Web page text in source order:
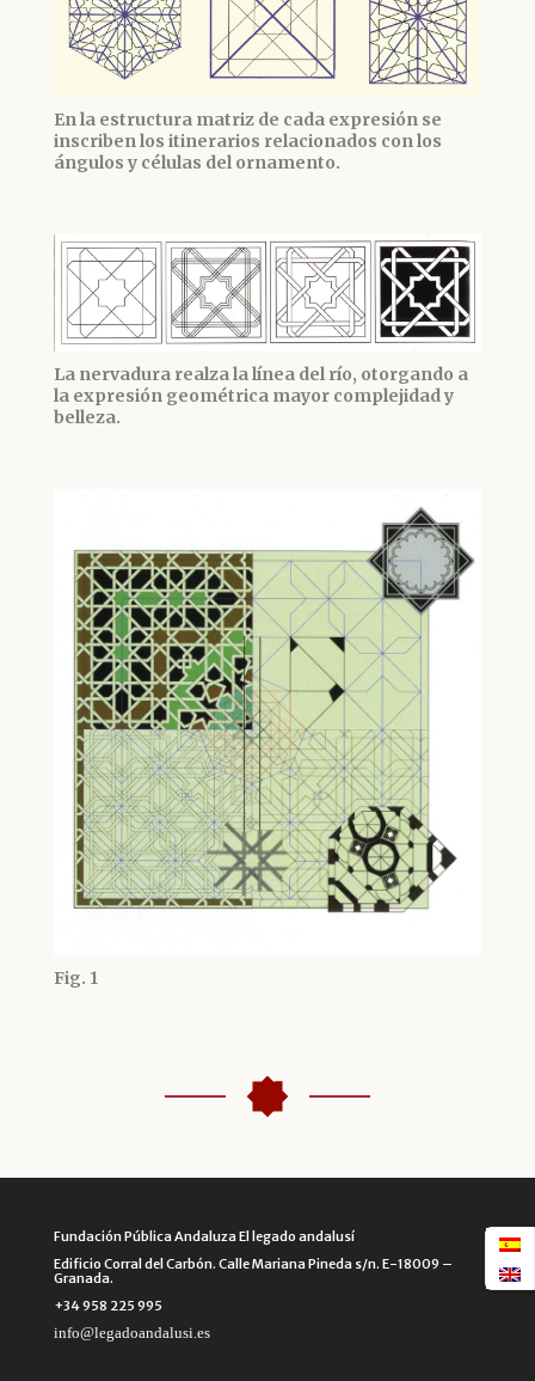
En la estructura matriz de cada expresión se
inscriben los itinerarios relacionados con los
ángulos y células del ornamento.
La nervadura realza la línea del río, otorgando a
la expresión geométrica mayor complejidad y
belleza.
Fig. 1
Fundación Pública Andaluza El legado andalusí
Edificio Corral del Carbón. Calle Mariana Pineda s/n. E-18009 –
Granada.
+34 958 225 995
info@legadoandalusi.es